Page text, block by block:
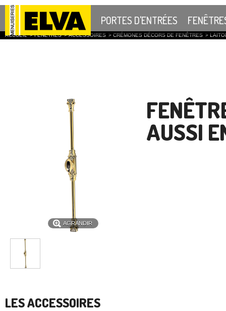
PORTES D'ENTRÉES
ACCUEIL > FENÊTRES > ACCESSOIRES > CRÉMONES DÉCORS DE FENÊTRES >
AGRANDIR
AUSSI
LES ACCESSOIRES